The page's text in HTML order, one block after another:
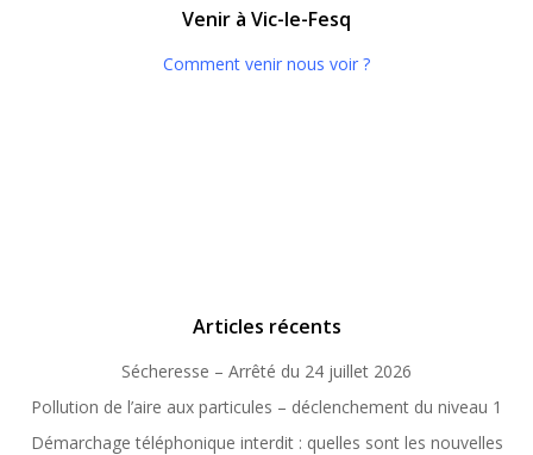
Venir à Vic-le-Fesq
Comment venir nous voir ?
Articles récents
Sécheresse – Arrêté du 24 juillet 2026
Pollution de l’aire aux particules – déclenchement du niveau 1
Démarchage téléphonique interdit : quelles sont les nouvelles